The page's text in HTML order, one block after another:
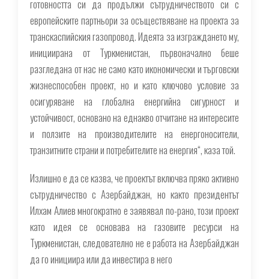
готовността си да продължи сътрудничеството си с
европейските партньори за осъществяване на проекта за
транскаспийския газопровод. Идеята за изграждането му,
инициирана от Туркменистан, първоначално беше
разгледана от нас не само като икономически и търговски
жизнеспособен проект, но и като ключово условие за
осигуряване на глобална енергийна сигурност и
устойчивост, основано на еднакво отчитане на интересите
и ползите на производителите на енергоносители,
транзитните страни и потребителите на енергия“, каза той.
Излишно е да се казва, че проектът включва пряко активно
сътрудничество с Азербайджан, но както президентът
Илхам Алиев многократно е заявявал по-рано, този проект
като идея се основава на газовите ресурси на
Туркменистан, следователно не е работа на Азербайджан
да го инициира или да инвестира в него